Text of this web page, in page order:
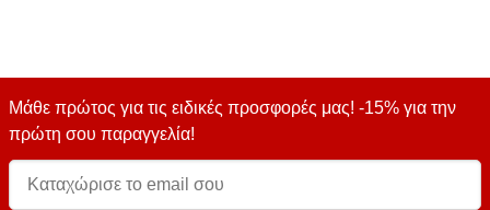
Μάθε πρώτος για τις ειδικές προσφορές μας! -15% για την
πρώτη σου παραγγελία!